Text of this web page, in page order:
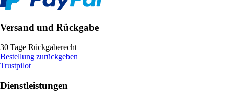
Versand und Rückgabe
30 Tage Rückgaberecht
Bestellung zurückgeben
Trustpilot
Dienstleistungen